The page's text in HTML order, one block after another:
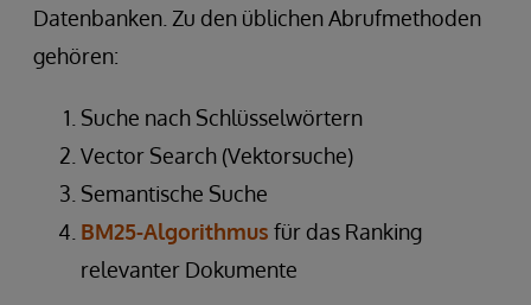
Datenbanken. Zu den üblichen Abrufmethoden
gehören:
Suche nach Schlüsselwörtern
Vector Search (Vektorsuche)
Semantische Suche
BM25-Algorithmus für das Ranking
relevanter Dokumente